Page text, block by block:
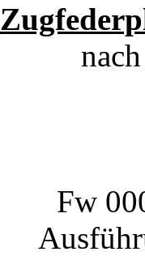
Fw